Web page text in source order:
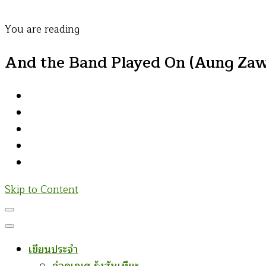
You are reading
And the Band Played On (Aung
Skip to Content
เขียนประจำ